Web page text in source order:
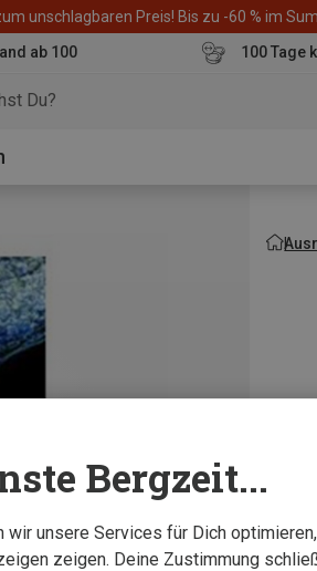
unschlagbaren Preis! Bis zu -60 % im
ab 100
100 Tage
Bergzeit...
unsere Services für Dich
zeigen. Deine Zustimmung